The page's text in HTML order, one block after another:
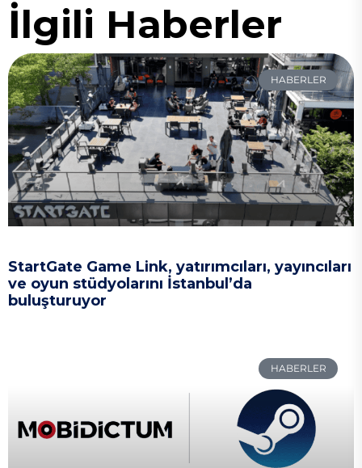
İlgili Haberler
HABERLER
StartGate Game Link, yatırımcıları, yayıncıları
ve oyun stüdyolarını İstanbul’da
buluşturuyor
HABERLER